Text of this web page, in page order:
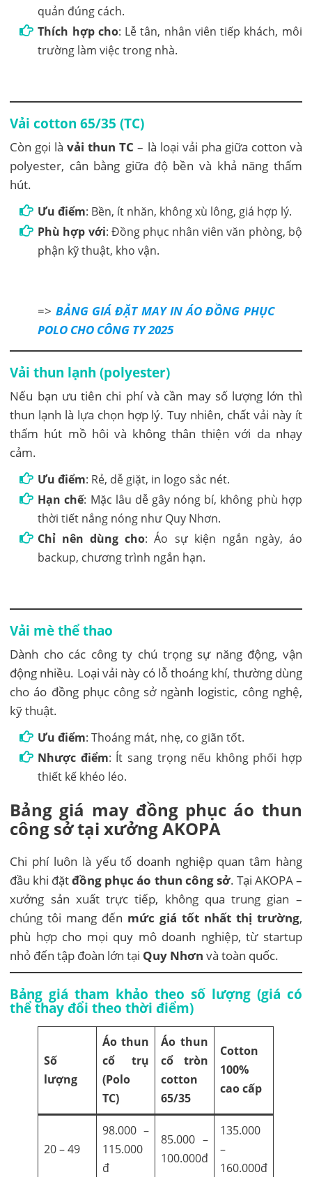
quản đúng cách.
Thích hợp cho: Lễ tân, nhân viên tiếp khách, môi
trường làm việc trong nhà.
Vải cotton 65/35 (TC)
Còn gọi làvải thun TC – là loại vải pha giữa cotton và
polyester, cân bằng giữa độ bền và khả năng thấm
hút.
Ưu điểm: Bền, ít nhăn, không xù lông, giá hợp lý.
Phù hợp với: Đồng phục nhân viên văn phòng, bộ
phận kỹ thuật, kho vận.
=> BẢNG GIÁ ĐẶT MAY IN ÁO ĐỒNG PHỤC
POLO CHO CÔNG TY 2025
Vải thun lạnh (polyester)
Nếu bạn ưu tiên chi phí và cần may số lượng lớn thì
thun lạnh là lựa chọn hợp lý. Tuy nhiên, chất vải này ít
thấm hút mồ hôi và không thân thiện với da nhạy
cảm.
Ưu điểm: Rẻ, dễ giặt, in logo sắc nét.
Hạn chế: Mặc lâu dễ gây nóng bí, không phù hợp
thời tiết nắng nóng như Quy Nhơn.
Chỉ nên dùng cho: Áo sự kiện ngắn ngày, áo
backup, chương trình ngắn hạn.
Vải mè thể thao
Dành cho các công ty chú trọng sự năng động, vận
động nhiều. Loại vải này có lỗ thoáng khí, thường dùng
cho áo đồng phục công sở ngành logistic, công nghệ,
kỹ thuật.
Ưu điểm: Thoáng mát, nhẹ, co giãn tốt.
Nhược điểm: Ít sang trọng nếu không phối hợp
thiết kế khéo léo.
Bảng giá may đồng phục áo thun
công sở tại xưởng AKOPA
Chi phí luôn là yếu tố doanh nghiệp quan tâm hàng
đầu khi đặtđồng phục áo thun công sở. Tại AKOPA –
xưởng sản xuất trực tiếp, không qua trung gian –
chúng tôi mang đến mức giá tốt nhất thị trường,
phù hợp cho mọi quy mô doanh nghiệp, từ startup
nhỏ đến tập đoàn lớn tại Quy Nhơn và toàn quốc.
Bảng giá tham khảo theo số lượng (giá có
thể thay đổi theo thời điểm)
Số
lượng
Áo thun
cổ trụ
(Polo
TC)
Áo thun
cổ tròn
cotton
65/35
Cotton
100%
cao cấp
20 – 49
98.000 –
115.000
đ
85.000 –
100.000đ
135.000
–
160.000đ